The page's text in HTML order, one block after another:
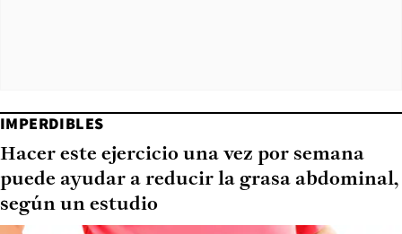
IMPERDIBLES
Hacer este ejercicio una vez por semana
puede ayudar a reducir la grasa abdominal,
según un estudio